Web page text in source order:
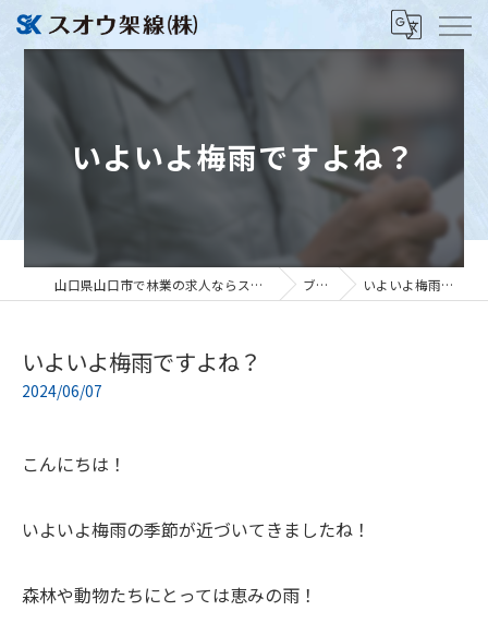
いよいよ梅雨ですよね？
山口県山口市で林業の求人ならスオウ架線株式会社 ブログ いよいよ梅雨ですよね？
いよいよ梅雨ですよね？
2024/06/07
こんにちは！
いよいよ梅雨の季節が近づいてきましたね！
森林や動物たちにとっては恵みの雨！